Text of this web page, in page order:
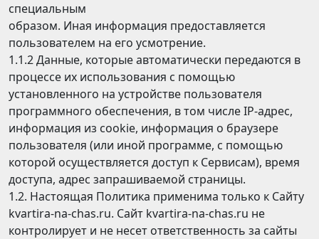
специальным
образом. Иная информация предоставляется
пользователем на его усмотрение.
1.1.2 Данные, которые автоматически передаются в
процессе их использования с помощью
установленного на устройстве пользователя
программного обеспечения, в том числе IP-адрес,
информация из cookie, информация о браузере
пользователя (или иной программе, с помощью
которой осуществляется доступ к Сервисам), время
доступа, адрес запрашиваемой страницы.
1.2. Настоящая Политика применима только к Сайту
kvartira-na-chas.ru. Сайт kvartira-na-chas.ru не
контролирует и не несет ответственность за сайты